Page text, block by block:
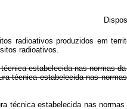
radioativos produzidos em
radioativos.
estabelecida nas normas
técnica estabelecida nas
técnica estabelecida nas